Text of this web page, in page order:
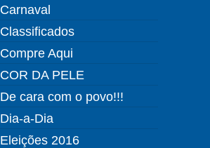
Carnaval
Classificados
Compre Aqui
COR DA PELE
De cara com o povo!!!
Dia-a-Dia
Eleições 2016